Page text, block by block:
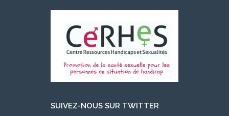
SUIVEZ-NOUS SUR TWITTER